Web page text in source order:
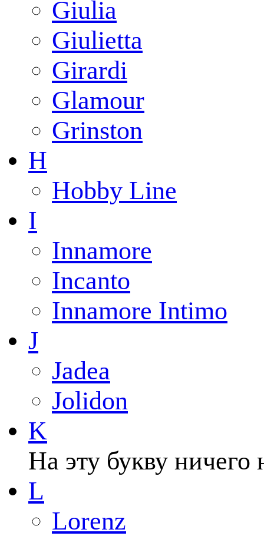
Giulia
Giulietta
Girardi
Glamour
Grinston
H
Hobby Line
I
Innamore
Incanto
Innamore Intimo
J
Jadea
Jolidon
K
На эту букву ничего
L
Lorenz